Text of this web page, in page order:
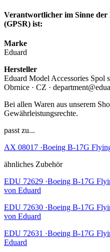
Verantwortlicher im Sinne
(GPSR) ist:
Marke
Eduard
Hersteller
Eduard Model Accessories Spol
Obrnice · CZ ·
Bei allen Waren aus unserem
Gewährleistungsrechte.
passt zu...
AX 08017 ·Boeing B-17G
ähnliches Zubehör
EDU 72629 ·Boeing B-17G
von Eduard
EDU 72630 ·Boeing B-17G
von Eduard
EDU 72631 ·Boeing B-17G
Eduard